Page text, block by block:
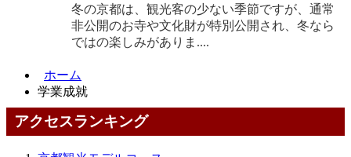
冬の京都は、観光客の少ない季節ですが、通常
非公開のお寺や文化財が特別公開され、冬なら
ではの楽しみがありま....
ホーム
学業成就
アクセスランキング